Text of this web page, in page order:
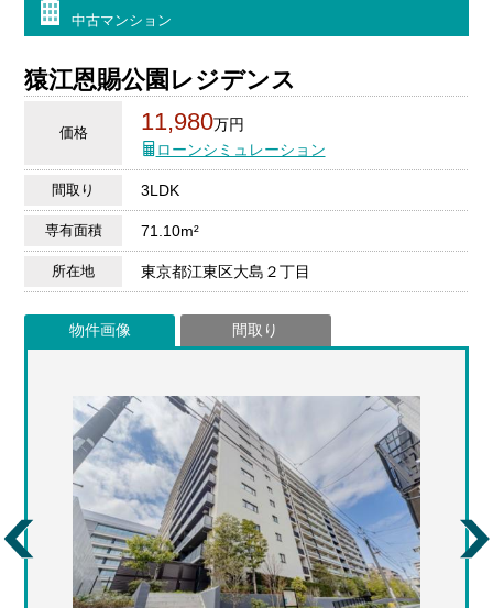
中古マンション
猿江恩賜公園レジデンス
価格 11,980万円
ローンシミュレーション
間取り 3LDK
専有面積 71.10m²
所在地 東京都江東区大島２丁目
物件画像 間取り